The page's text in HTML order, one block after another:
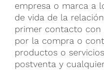
empresa o marca a
de vida de la
primer contacto con
por la compra o
productos o
postventa y